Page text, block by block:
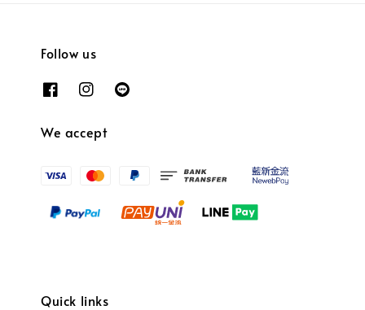
Follow us
We accept
Quick links